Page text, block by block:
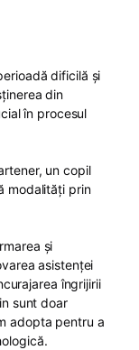
dificilă și
din
în procesul
un copil
modalități prin
și
asistenței
îngrijirii
sunt doar
adopta pentru a